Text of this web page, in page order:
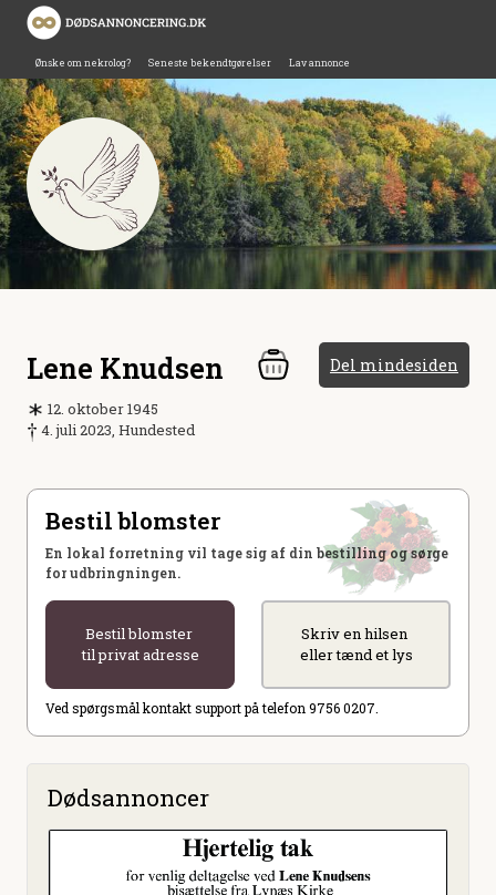
Ønske om nekrolog? Seneste bekendtgørelser Lav annonce
Lene Knudsen Del mindesiden
12. oktober 1945
4. juli 2023, Hundested
Bestil blomster
En lokal forretning vil tage sig af din bestilling og sørge
for udbringningen.
Bestil blomster
til privat adresse
Skriv en hilsen
eller tænd et lys
Ved spørgsmål kontakt support på telefon 9756 0207.
Dødsannoncer